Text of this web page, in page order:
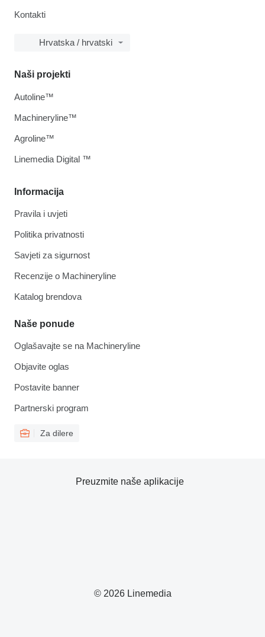
Kontakti
Hrvatska / hrvatski
Informacija
Pravila i uvjeti
Politika privatnosti
Savjeti za sigurnost
Recenzije o Machineryline
Katalog brendova
Naše ponude
Oglašavajte se na Machineryline
Objavite oglas
Postavite banner
Partnerski program
Za dilere
Naši projekti
Autoline™
Machineryline™
Agroline™
Linemedia Digital ™
© 2026 Linemedia
Preuzmite naše aplikacije